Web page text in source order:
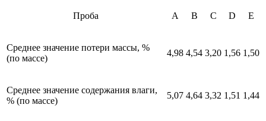
Проба А В С D Е
Среднее значение потери массы, %
(по массе)
4,98 4,54 3,20 1,56 1,50
Среднее значение содержания влаги,
% (по массе)
5,07 4,64 3,32 1,51 1,44